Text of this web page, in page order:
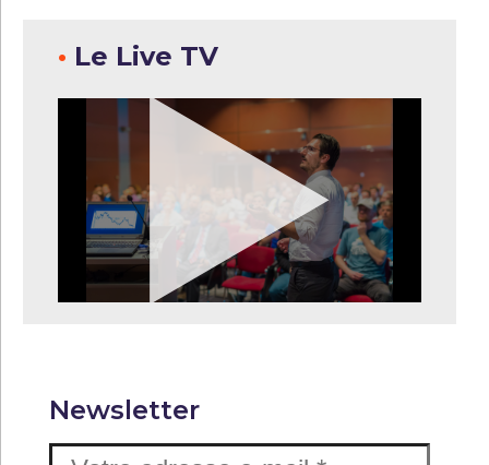
• Le Live TV
Newsletter